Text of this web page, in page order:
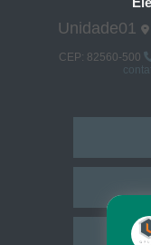
Unidade01
CEP: 82560-500